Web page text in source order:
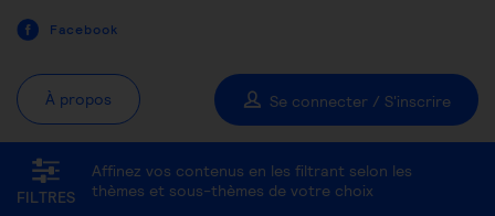
FILTRES
Affinez vos contenus en les filtrant selon les
thèmes et sous-thèmes de votre choix
Tous les thèmes Être aidant Être accompagné au quotidien
Facebook
À propos Se connecter / S'inscrire